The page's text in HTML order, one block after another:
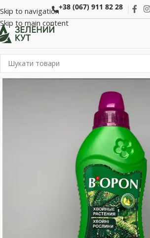
Skip to navigation
Skip to main content
+38 (067) 911 82 28